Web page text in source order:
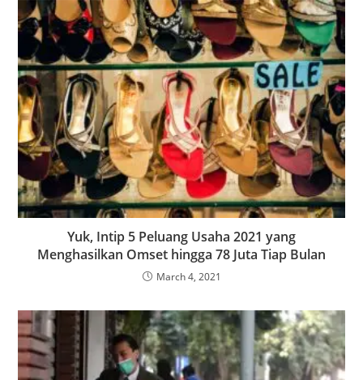
Yuk, Intip 5 Peluang Usaha 2021 yang
Menghasilkan Omset hingga 78 Juta Tiap Bulan
March 4, 2021